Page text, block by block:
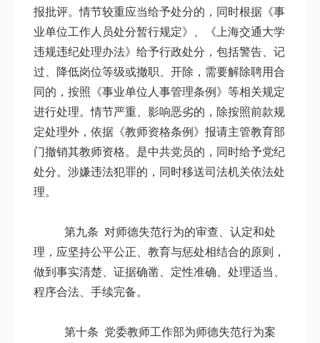
报批评。情节较重应当给予处分的，同时根据《事
业单位工作人员处分暂行规定》、《上海交通大学
违规违纪处理办法》给予行政处分，包括警告、记
过、降低岗位等级或撤职、开除，需要解除聘用合
同的，按照《事业单位人事管理条例》等相关规定
进行处理。情节严重、影响恶劣的，除按照前款规
定处理外，依据《教师资格条例》报请主管教育部
门撤销其教师资格。是中共党员的，同时给予党纪
处分。涉嫌违法犯罪的，同时移送司法机关依法处
理。
第九条 对师德失范行为的审查、认定和处
理，应坚持公平公正、教育与惩处相结合的原则，
做到事实清楚、证据确凿、定性准确、处理适当、
程序合法、手续完备。
第十条 党委教师工作部为师德失范行为案